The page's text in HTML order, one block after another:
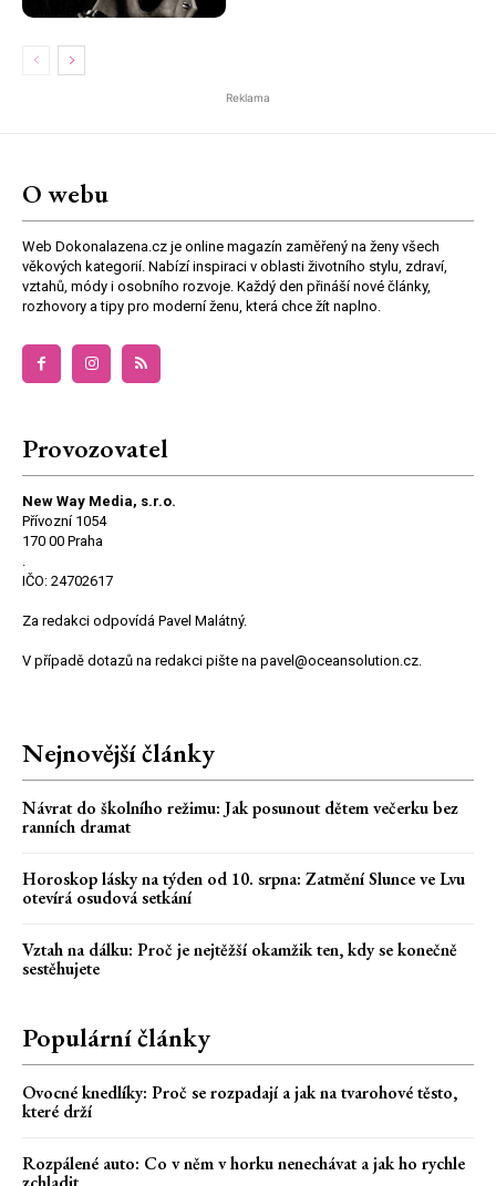
Reklama
O webu
Web Dokonalazena.cz je online magazín zaměřený na ženy všech
věkových kategorií. Nabízí inspiraci v oblasti životního stylu, zdraví,
vztahů, módy i osobního rozvoje. Každý den přináší nové články,
rozhovory a tipy pro moderní ženu, která chce žít naplno.
Provozovatel
New Way Media, s.r.o.
Přívozní 1054
170 00 Praha
.
IČO: 24702617
Za redakci odpovídá Pavel Malátný.
V případě dotazů na redakci pište na pavel@oceansolution.cz.
Nejnovější články
Návrat do školního režimu: Jak posunout dětem večerku bez
ranních dramat
Horoskop lásky na týden od 10. srpna: Zatmění Slunce ve Lvu
otevírá osudová setkání
Vztah na dálku: Proč je nejtěžší okamžik ten, kdy se konečně
sestěhujete
Populární články
Ovocné knedlíky: Proč se rozpadají a jak na tvarohové těsto,
které drží
Rozpálené auto: Co v něm v horku nenechávat a jak ho rychle